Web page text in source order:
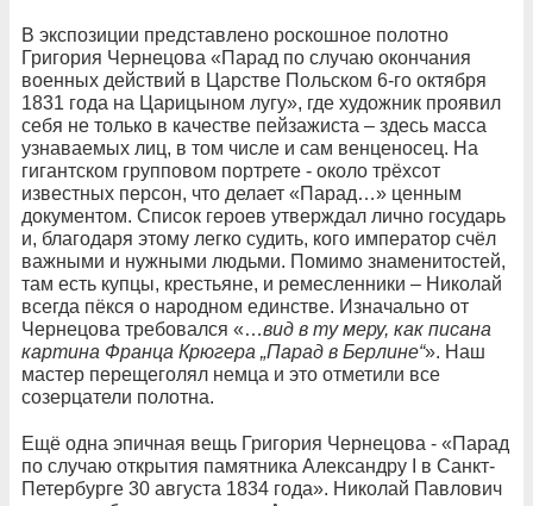
В экспозиции представлено роскошное полотно
Григория Чернецова «Парад по случаю окончания
военных действий в Царстве Польском 6-го октября
1831 года на Царицыном лугу», где художник проявил
себя не только в качестве пейзажиста – здесь масса
узнаваемых лиц, в том числе и сам венценосец. На
гигантском групповом портрете - около трёхсот
известных персон, что делает «Парад…» ценным
документом. Список героев утверждал лично государь
и, благодаря этому легко судить, кого император счёл
важными и нужными людьми. Помимо знаменитостей,
там есть купцы, крестьяне, и ремесленники – Николай
всегда пёкся о народном единстве. Изначально от
Чернецова требовался «…вид в ту меру, как писана
картина Франца Крюгера „Парад в Берлине“». Наш
мастер перещеголял немца и это отметили все
созерцатели полотна.
Ещё одна эпичная вещь Григория Чернецова - «Парад
по случаю открытия памятника Александру I в Санкт-
Петербурге 30 августа 1834 года». Николай Павлович